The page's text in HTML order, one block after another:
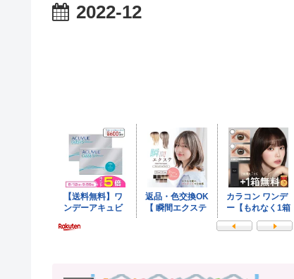
2022-12